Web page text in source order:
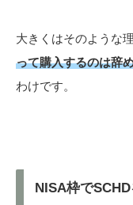
大きくはそのような
って購入するのは辞
わけです。
NISA枠で